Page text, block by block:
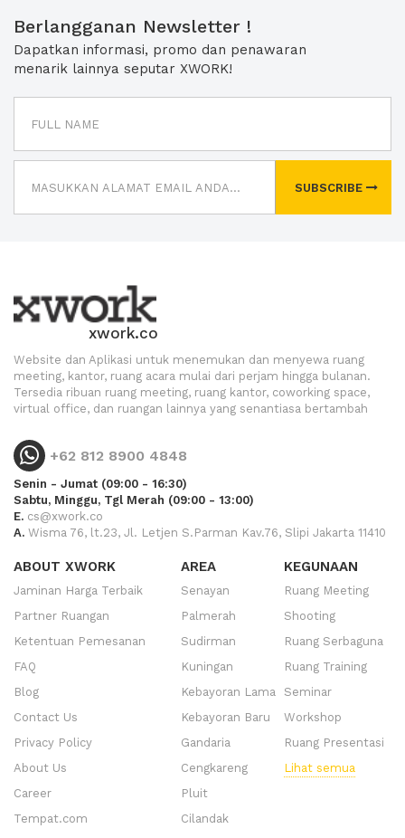
Berlangganan Newsletter !
Dapatkan informasi, promo dan penawaran
menarik lainnya seputar XWORK!
SUBSCRIBE
xwork.co
Website dan Aplikasi untuk menemukan dan menyewa ruang
meeting, kantor, ruang acara mulai dari perjam hingga bulanan.
Tersedia ribuan ruang meeting, ruang kantor, coworking space,
virtual office, dan ruangan lainnya yang senantiasa bertambah
+62 812 8900 4848
Senin - Jumat (09:00 - 16:30)
Sabtu, Minggu, Tgl Merah (09:00 - 13:00)
E. cs@xwork.co
A. Wisma 76, lt.23, Jl. Letjen S.Parman Kav.76, Slipi Jakarta 11410
ABOUT XWORK
Jaminan Harga Terbaik
Partner Ruangan
Ketentuan Pemesanan
FAQ
Blog
Contact Us
Privacy Policy
About Us
Career
Tempat.com
AREA
Senayan
Palmerah
Sudirman
Kuningan
Kebayoran Lama
Kebayoran Baru
Gandaria
Cengkareng
Pluit
Cilandak
KEGUNAAN
Ruang Meeting
Shooting
Ruang Serbaguna
Ruang Training
Seminar
Workshop
Ruang Presentasi
Lihat semua